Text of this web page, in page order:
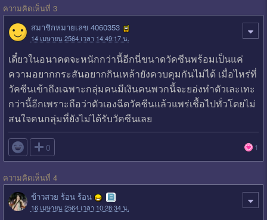
ความคิดเห็นที่ 3
สมาชิกหมายเลข 4060353
14 เมษายน 2564 เวลา 14:49:17 น.
เดี๋ยวในอนาคตจะหนักกว่านี้อีกนี่ขนาดวัคซีนพร้อมเป็นแค่
ความอยากกระสันอยากกินเหล้ายังควบคุมกันไม่ได้ เมื่อไหร่ที่
วัคซีนเข้าถึงเฉพาะกลุ่มคนมีเงินคนพวกนี้จะยอ่งทำตัวเละเทะ
กว่านี้อีกเพราะถือว่าตัวเองฉีดวัคซีนแล้วแพร่เชื้อไปทั่วโดยไม่
สนใจคนกลุ่มที่ยังไม่ได้รับวัคซีนเลย
 0 1
ความคิดเห็นที่ 4
ข้าวสวย ร้อน ร้อน
16 เมษายน 2564 เวลา 10:28:34 น.